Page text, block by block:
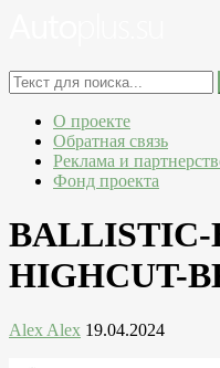
О проекте
Обратная связь
Реклама и
Фонд проекта
BALLISTIC-
HIGHCUT-
Alex Alex 19.04.2024